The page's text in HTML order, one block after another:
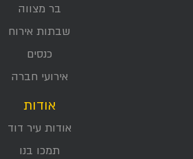
בר מצווה
שבתות אירוח
כנסים
אירועי חברה
אודות
אודות עיר דוד
תמכו בנו